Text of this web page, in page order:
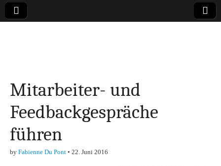
Finanzen,
Marketing-, Vertrieb-
& Investment-Tipps
Mitarbeiter- und
Feedbackgespräche
führen
by Fabienne Du Pont • 22. Juni 2016